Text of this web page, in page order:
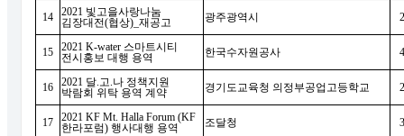
14 2021 빛고을사랑나눔
김장대전(협상)_ 재공고 광주광역시
15 2021 K-water 스마트시티
전시홍보 대행 용역
한국수자원공사
16 2021 달.고.나 정책지원
박람회 위탁 용역 계약
경기도교육청 의정부공업고등학교
17
2021 KF Mt. Halla Forum (KF
한라포럼) 행사대행 용역 조달청